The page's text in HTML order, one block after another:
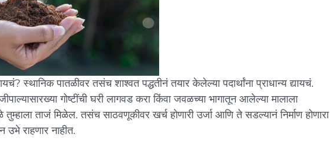
स्थानिक पातळीवर तसंच शाश्वत पद्धतीनं तयार केलेल्या पदार्थांना प्राधान्य द्यायचं.
गोष्टींची घरी लागवड करा किंवा जवळच्या भागातून आलेल्या मालाला
तुम्हाला ताजं मिळेल. तसंच साठवणूकीवर खर्च होणारी उर्जा आणि ते सडल्यानं निर्माण होणारा
उभे राहणार नाहीत.